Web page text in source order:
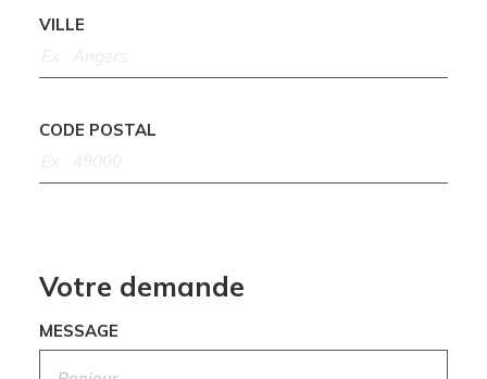
VILLE
CODE POSTAL
Votre demande
MESSAGE